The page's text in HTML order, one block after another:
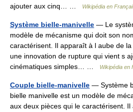
ajouter aux cinq… …
Wikipédia en
Système bielle-manivelle — Le
modèle de mécanisme qui doit son
caractérisent. Il apparaît à l aube de
une innovation de rupture qui vient s
cinématiques simples… …
Wikipédia en
Couple bielle-manivelle — Système
bielle manivelle est un modèle de
aux deux pièces qui le caractérisent.